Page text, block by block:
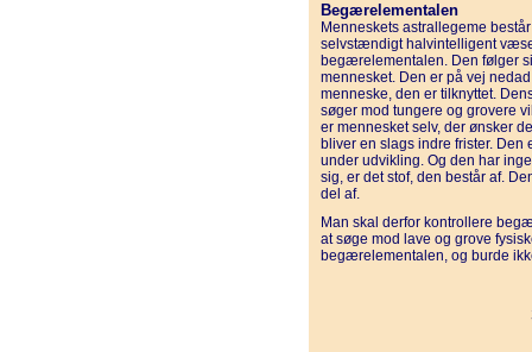
Begærelementalen
Menneskets astrallegeme
selvstændigt halvintelligent
begærelementalen. Den følger
mennesket. Den er på vej
menneske, den er tilknyttet.
søger mod tungere og grovere
er mennesket selv, der ønsker
bliver en slags indre frister.
under udvikling. Og den har
sig, er det stof, den består af.
del af.
Man skal derfor kontrollere
at søge mod lave og grove
begærelementalen, og burde